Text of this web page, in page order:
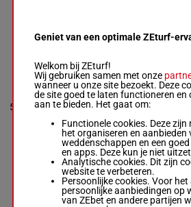
5
GREY
SPARKLE
Ganbat B.-
Smrczek S.
Box: 8 -M/7 -
7p (24) 9p 4p
2p 3p 6p 6p 5p
3p 3p 4p 5p
M/759 kg
7p (24) 9p
4p 2p 3p 6p
4p 5p
CROCUS
Pedroza E.-
Geniet van een optimale ZEturf-
Welkom bij ZEturf!
Wij gebruiken samen met onze
wanneer u onze site bezoekt. Deze
de site goed te laten functioneren en
aan te bieden. Het gaat om:
Functionele cookies. Deze
het organiseren en aanbieden
weddenschappen en een
en apps. Deze kun je niet
Analytische cookies. Dit zijn
website te verbeteren.
Persoonlijke cookies. Voor
persoonlijke aanbiedingen op
van ZEbet en andere partijen